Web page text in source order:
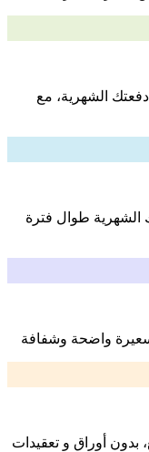
الشهرية، مع
الشهرية طوال فترة
واضحة وشفافة
بدون أوراق و تعقيدات